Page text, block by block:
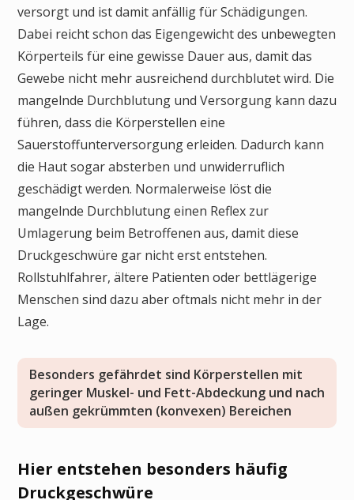
versorgt und ist damit anfällig für Schädigungen.
Dabei reicht schon das Eigengewicht des unbewegten
Körperteils für eine gewisse Dauer aus, damit das
Gewebe nicht mehr ausreichend durchblutet wird. Die
mangelnde Durchblutung und Versorgung kann dazu
führen, dass die Körperstellen eine
Sauerstoffunterversorgung erleiden. Dadurch kann
die Haut sogar absterben und unwiderruflich
geschädigt werden. Normalerweise löst die
mangelnde Durchblutung einen Reflex zur
Umlagerung beim Betroffenen aus, damit diese
Druckgeschwüre gar nicht erst entstehen.
Rollstuhlfahrer, ältere Patienten oder bettlägerige
Menschen sind dazu aber oftmals nicht mehr in der
Lage.
Besonders gefährdet sind Körperstellen mit
geringer Muskel- und Fett-Abdeckung und nach
außen gekrümmten (konvexen) Bereichen
Hier entstehen besonders häufig
Druckgeschwüre